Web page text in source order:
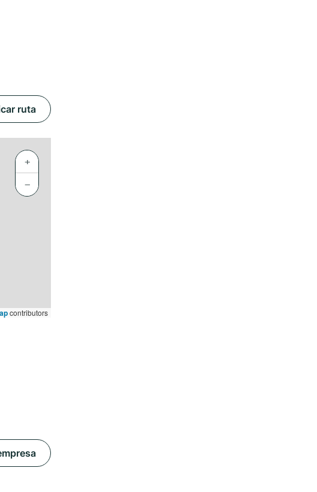
ruta
+
−
contributors